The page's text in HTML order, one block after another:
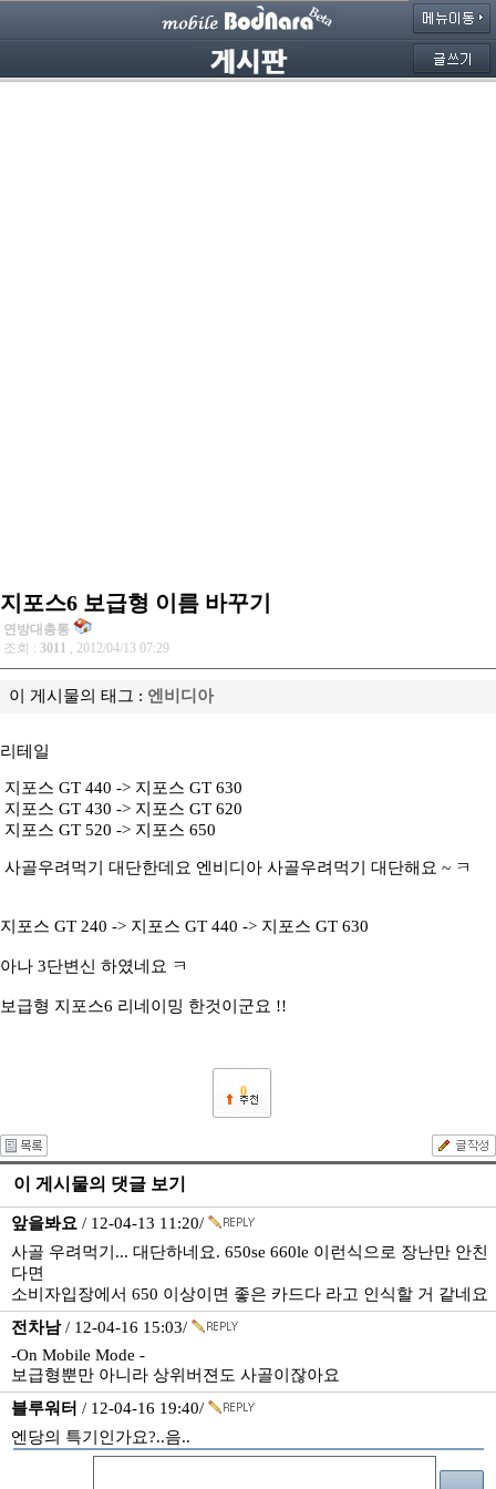
지포스6 보급형 이름 바꾸기
연방대총통
조회 : 3011 , 2012/04/13 07:29
이 게시물의 태그 : 엔비디아
리테일
지포스 GT 440 -> 지포스 GT 630
지포스 GT 430 -> 지포스 GT 620
지포스 GT 520 -> 지포스 650
사골우려먹기 대단한데요 엔비디아 사골우려먹기 대단해요 ~ ㅋ
지포스 GT 240 -> 지포스 GT 440 -> 지포스 GT 630
아나 3단변신 하였네요 ㅋ
보급형 지포스6 리네이밍 한것이군요 !!
0
이 게시물의 댓글 보기
앞을봐요 / 12-04-13 11:20/
사골 우려먹기... 대단하네요. 650se 660le 이런식으로 장난만 안친
다면
소비자입장에서 650 이상이면 좋은 카드다 라고 인식할 거 같네요
전차남/ 12-04-16 15:03/
-On Mobile Mode -
보급형뿐만 아니라 상위버젼도 사골이잖아요
블루워터 / 12-04-16 19:40/
엔당의 특기인가요?..음..